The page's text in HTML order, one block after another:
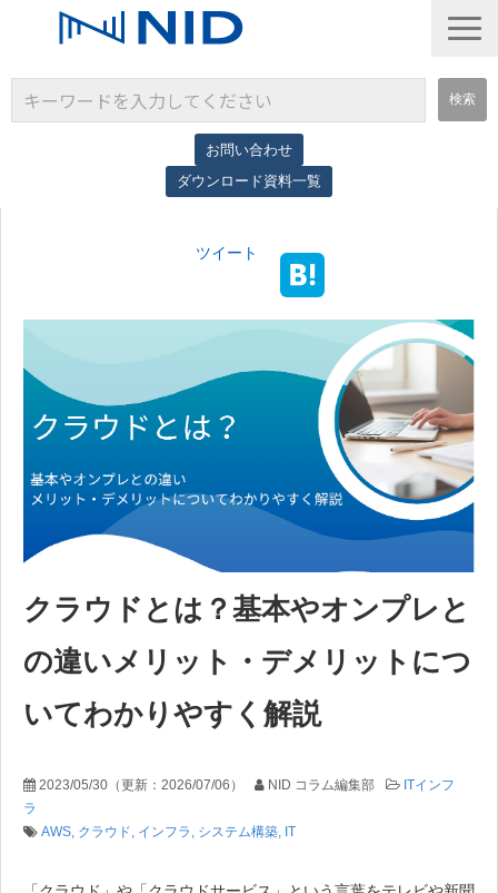
お問い合わせ
ダウンロード資料一覧
ツイート
クラウドとは？基本やオンプレと
の違いメリット・デメリットにつ
いてわかりやすく解説
2023/05/30 （更新： 2026/07/06 ） NID コラム編集部
ITインフ
ラ
AWS クラウド インフラ システム構築 IT